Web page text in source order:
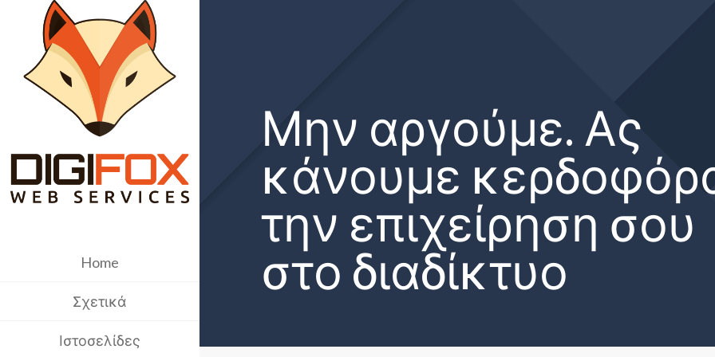
Home
Σχετικά
Ιστοσελίδες
Μην αργούμε. Ας
κάνουμε
την επιχείρηση σου
στο διαδίκτυο